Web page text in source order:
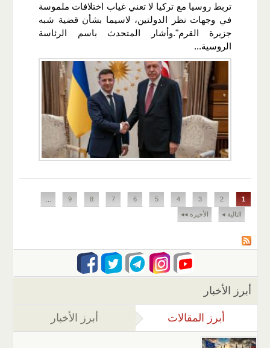
تربط روسيا مع تركيا لا تعني غياب اختلافات ملموسة
في وجهات نظر الدولتين، لاسيما بشأن قضية شبه
جزيرة القرم".وأشار المتحدث باسم الرئاسة
الروسية...
الصفحات
1
2
3
4
5
6
7
8
9
التالية ◂ الأخيرة ◂◂
أبرز الأخبار
أبرز المقالات (علامة التبويب النشطة)
أبرز الأخبار